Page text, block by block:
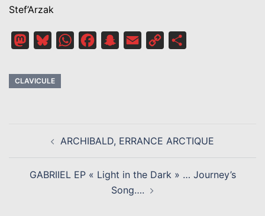
Stef’Arzak
MastodonBlueskyWhatsAppFacebookSnapchat
Email
Copy
CLAVICULE
D’ARTICLEARCHIBALD, ERRANCE ARCTIQUE
GABRIIEL EP « Light in the Dark » … Journey’s
Song….